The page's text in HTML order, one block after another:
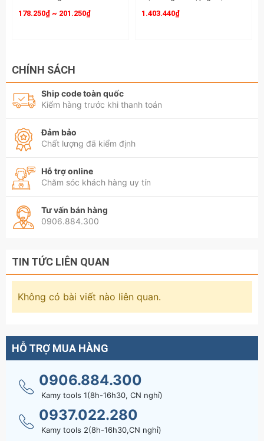
178.250₫ ~ 201.250₫ 1.403.440₫
CHÍNH SÁCH
Ship code toàn quốc
Kiểm hàng trước khi thanh toán
Đảm bảo
Chất lượng đã kiểm định
Hỗ trợ online
Chăm sóc khách hàng uy tín
Tư vấn bán hàng
0906.884.300
TIN TỨC LIÊN QUAN
Không có bài viết nào liên quan.
HỖ TRỢ MUA HÀNG
0906.884.300
Kamy tools 1(8h-16h30, CN nghỉ)
0937.022.280
Kamy tools 2(8h-16h30,CN nghỉ)